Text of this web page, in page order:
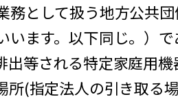
として扱う地方公共
ます。以下同じ。）で
出等される特定家庭用
(指定法人の引き取る